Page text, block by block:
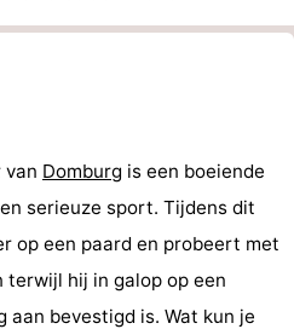
van Domburg is een boeiende
serieuze sport. Tijdens dit
op een paard en probeert met
terwijl hij in galop op een
bevestigd is. Wat kun je